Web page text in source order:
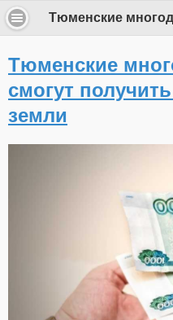
Тюменские
смогут
земли